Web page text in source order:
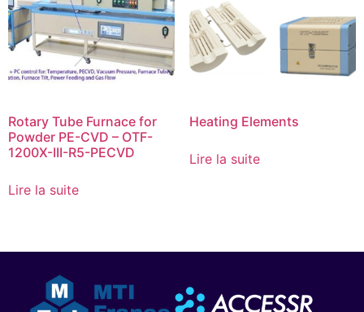
Rotary Tube Furnace for
Powder PE-CVD – OTF-
1200X-III-R5-PECVD
Lire la suite
Heating Elements
Lire la suite